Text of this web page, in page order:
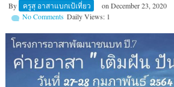
By ครูสุ อาสาแบกเป้เที่ยว on December 23, 2020
Daily Views: 1
No Comments